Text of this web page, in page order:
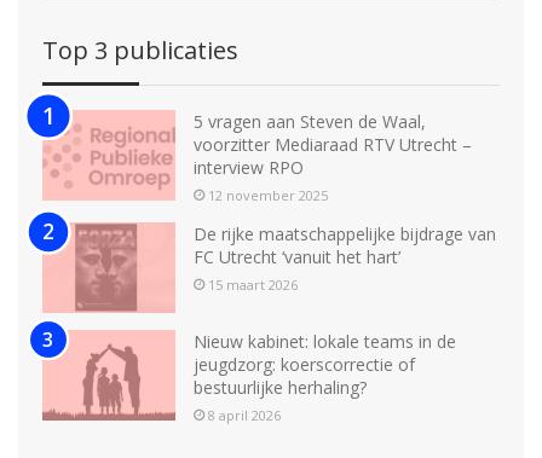
Top 3 publicaties
5 vragen aan Steven de Waal,
voorzitter Mediaraad RTV Utrecht –
interview RPO
12 november 2025
De rijke maatschappelijke bijdrage van
FC Utrecht ‘vanuit het hart’
15 maart 2026
Nieuw kabinet: lokale teams in de
jeugdzorg: koerscorrectie of
bestuurlijke herhaling?
8 april 2026